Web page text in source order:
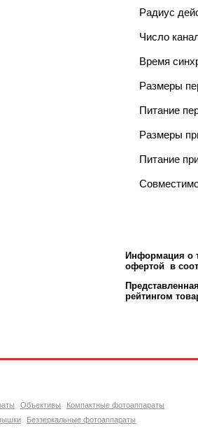
Радиус
Число
Время
Размеры
Питание
Размеры
Питание
Информация о
офертой в
рейтингом
Объективы
Компактные фотоаппараты
Беззеркальные фотоаппараты